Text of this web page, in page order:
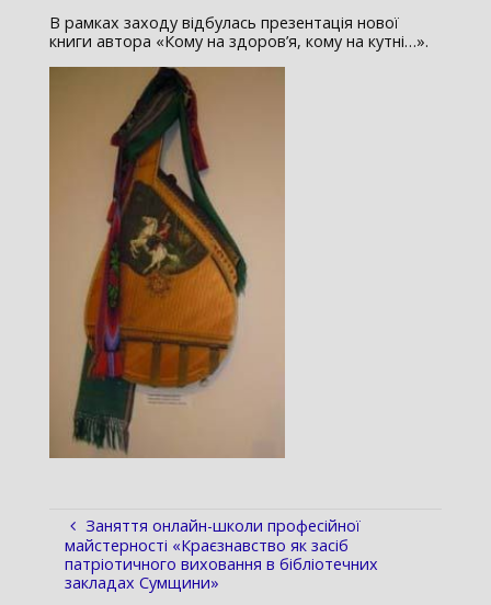
В рамках заходу відбулась презентація нової
книги автора «Кому на здоров’я, кому на кутні…».
Заняття онлайн-школи професійної
майстерності «Краєзнавство як засіб
патріотичного виховання в бібліотечних
закладах Сумщини»